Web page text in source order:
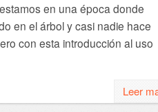
en una época donde
en el árbol y casi nadie hace
con esta introducción al uso
Leer